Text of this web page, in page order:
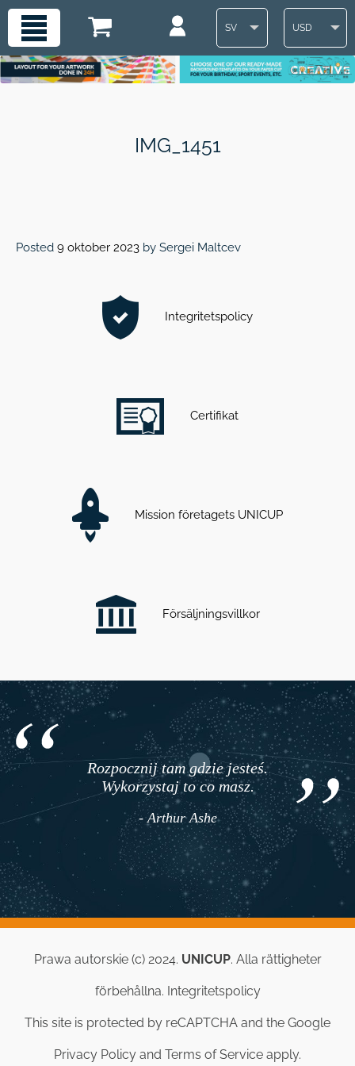
SV USD
IMG_1451
Posted 9 oktober 2023 by Sergei Maltcev
Integritetspolicy
Certifikat
Mission företagets UNICUP
Försäljningsvillkor
Rozpocznij tam gdzie jesteś.
Wykorzystaj to co masz.
- Arthur Ashe
Prawa autorskie (c) 2024. UNICUP. Alla rättigheter
förbehållna. Integritetspolicy
This site is protected by reCAPTCHA and the Google
Privacy Policy and Terms of Service apply.